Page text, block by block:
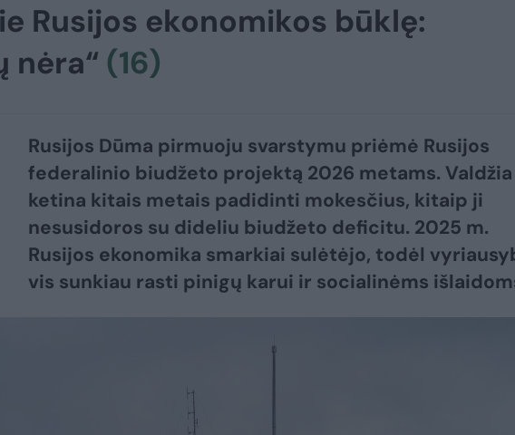
Rusijos ekonomikos būklę:
nėra“ (16)
Rusijos Dūma pirmuoju svarstymu priėmė Rusijos
federalinio biudžeto projektą 2026 metams. Valdžia
ketina kitais metais padidinti mokesčius, kitaip ji
nesusidoros su dideliu biudžeto deficitu. 2025 m.
Rusijos ekonomika smarkiai sulėtėjo, todėl
vis sunkiau rasti pinigų karui ir socialinėms